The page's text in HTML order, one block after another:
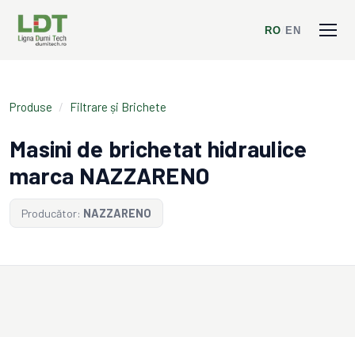
RO EN
Produse / Filtrare și Brichete
Masini de brichetat hidraulice
marca NAZZARENO
Producător: NAZZARENO